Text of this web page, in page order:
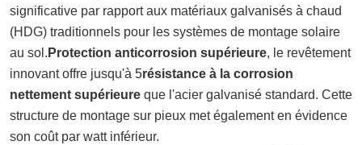
significative par rapport aux matériaux galvanisés à chaud
(HDG) traditionnels pour les systèmes de montage solaire
au sol. Protection anticorrosion supérieure, le revêtement
innovant offre jusqu'à 5résistance à la corrosion
nettement supérieure que l'acier galvanisé standard. Cette
structure de montage sur pieux met également en évidence
son coût par watt inférieur.